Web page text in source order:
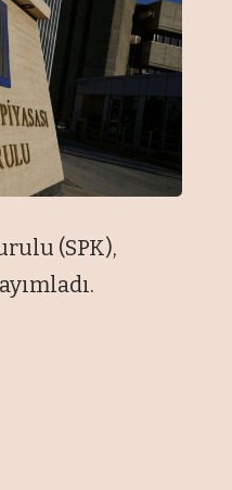
(SPK),